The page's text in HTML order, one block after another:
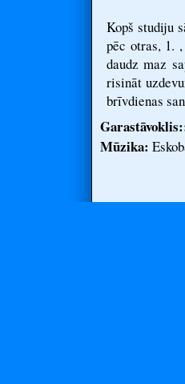
Kopš studiju
pēc otras, 1.
daudz maz
risināt
brīvdienas
Mūzika: